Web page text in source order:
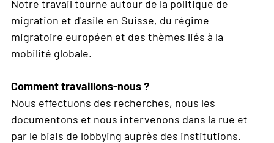
Notre travail tourne autour de la politique de
migration et d'asile en Suisse, du régime
migratoire européen et des thèmes liés à la
mobilité globale.
Comment travaillons-nous ?
Nous effectuons des recherches, nous les
documentons et nous intervenons dans la rue et
par le biais de lobbying auprès des institutions.